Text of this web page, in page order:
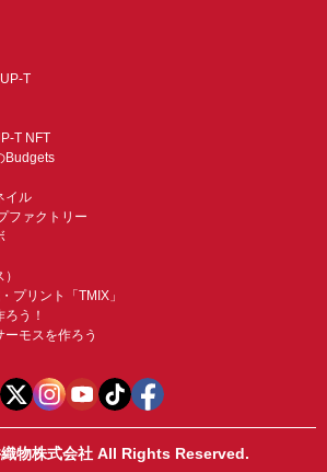
T
T NFT
Budgets
イル
ファクトリー
プリント「TMIX」
う！
モスを作ろう
物株式会社 All Rights Reserved.